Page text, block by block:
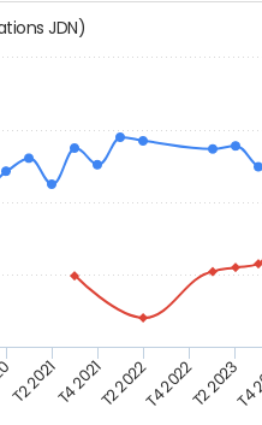
JDN)
T2 2021T4 2021T2 2022T4 2022T2 2023T4